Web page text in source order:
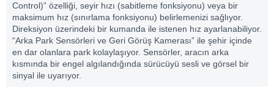
Control)” özelliği, seyir hızı (sabitleme fonksiyonu) veya bir
maksimum hız (sınırlama fonksiyonu) belirlemenizi sağlıyor.
Direksiyon üzerindeki bir kumanda ile istenen hız ayarlanabiliyor.
“Arka Park Sensörleri ve Geri Görüş Kamerası” ile şehir içinde
en dar olanlara park kolaylaşıyor. Sensörler, aracın arka
kısmında bir engel algılandığında sürücüyü sesli ve görsel bir
sinyal ile uyarıyor.